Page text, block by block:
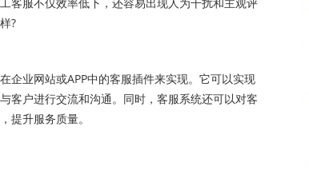
?
业网站或APP中的客服插件来实现。它可以实现
客户进行交流和沟通。同时，客服系统还可以对客
提升服务质量。